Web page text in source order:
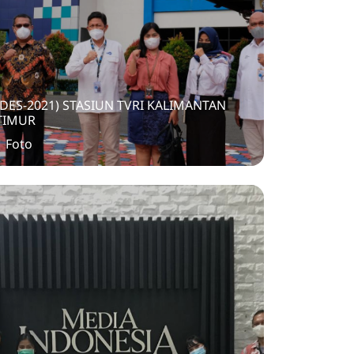
2021) STASIUN TVRI KALIMANTAN
Foto